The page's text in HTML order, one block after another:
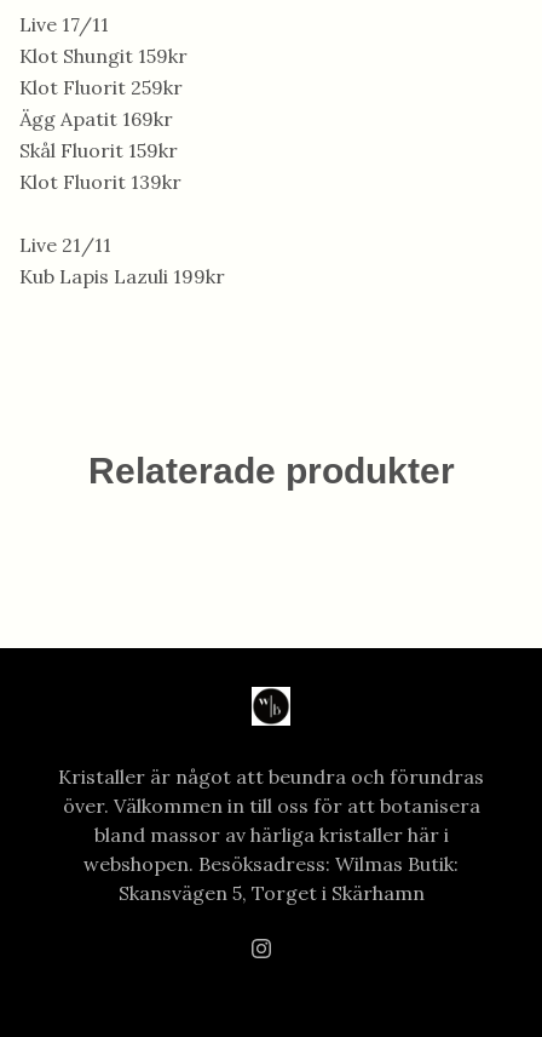
Live 17/11
Klot Shungit 159kr
Klot Fluorit 259kr
Ägg Apatit 169kr
Skål Fluorit 159kr
Klot Fluorit 139kr
Live 21/11
Kub Lapis Lazuli 199kr
Relaterade produkter
Kristaller är något att beundra och förundras
över. Välkommen in till oss för att botanisera
bland massor av härliga kristaller här i
webshopen. Besöksadress: Wilmas Butik:
Skansvägen 5, Torget i Skärhamn